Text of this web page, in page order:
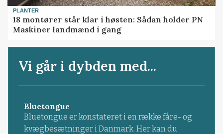
PLANTER
18 montører står klar i høsten: Sådan holder PN
Maskiner landmænd i gang
Vi går i dybden med...
Bluetongue
Bluetongue er konstateret i en række fåre- og
kvægbesætninger i Danmark. Her kan du